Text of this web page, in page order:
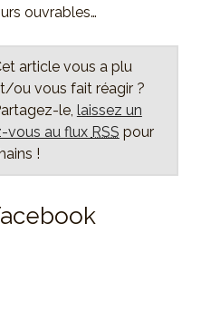
ouvrables…
article vous a plu
ou vous fait réagir ?
le, laissez un
vous au flux RSS pour
!